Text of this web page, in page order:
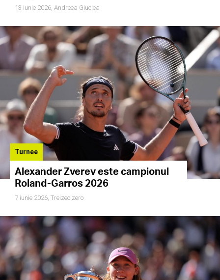
13 iunie 2026, Andreea Giuclea
Turnee
Alexander Zverev este campionul
Roland-Garros 2026
7 iunie 2026, Treizecizero